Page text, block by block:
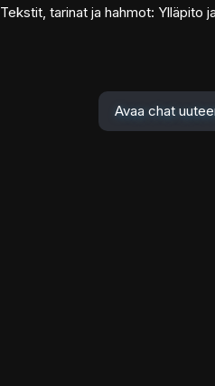
Tekstit, tarinat ja hahmot: Ylläpito
Avaa chat